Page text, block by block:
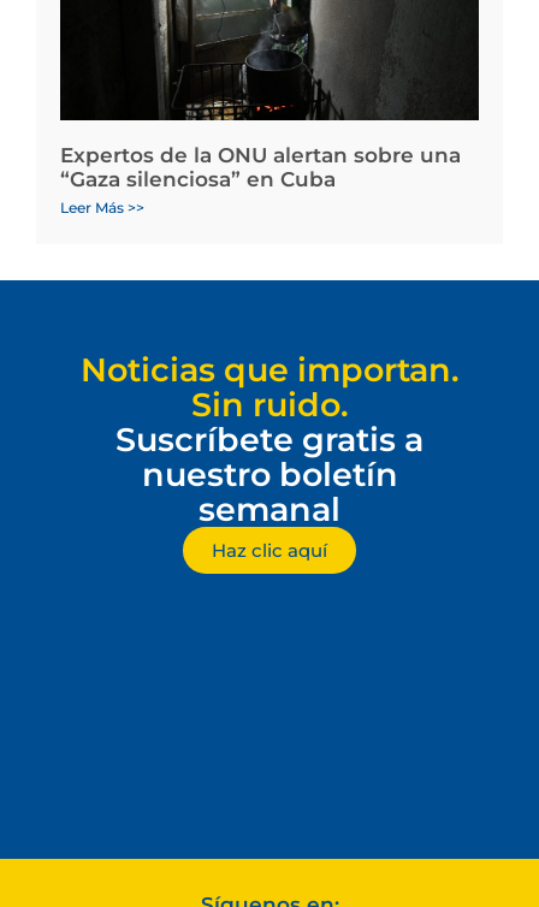
Expertos de la ONU alertan sobre una
“Gaza silenciosa” en Cuba
Leer Más >>
Noticias que importan.
Sin ruido.
Suscríbete gratis a
nuestro boletín
semanal
Haz clic aquí